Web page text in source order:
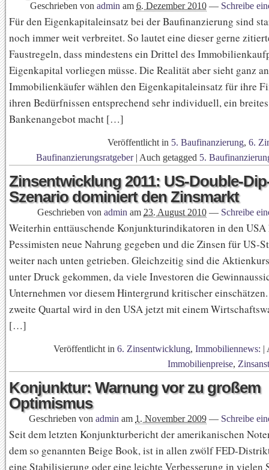
Geschrieben von admin am 6. Dezember 2010 — Schreibe
Für den Eigenkapitaleinsatz bei der Baufinanzierung sind
noch immer weit verbreitet. So lautet eine dieser gerne
Faustregeln, dass mindestens ein Drittel des
Eigenkapital vorliegen müsse. Die Realität aber sieht ganz
Immobilienkäufer wählen den Eigenkapitaleinsatz für ihre
ihren Bedürfnissen entsprechend sehr individuell, ein
Bankenangebot macht […]
Veröffentlicht in 5. Baufinanzierung, 6.
Baufinanzierungsratgeber | Auch getagged 5.
Zinsentwicklung 2011: US-Double-
Szenario dominiert den Zinsmarkt
Geschrieben von admin am 23. August 2010 — Schreibe
Weiterhin enttäuschende Konjunkturindikatoren in den USA
Pessimisten neue Nahrung gegeben und die Zinsen für US-
weiter nach unten getrieben. Gleichzeitig sind die
unter Druck gekommen, da viele Investoren die
Unternehmen vor diesem Hintergrund kritischer
zweite Quartal wird in den USA jetzt mit einem
[…]
Veröffentlicht in 6. Zinsentwicklung, Immobiliennews: |
Immobilienpreise,
Konjunktur: Warnung vor zu großem
Optimismus
Geschrieben von admin am 1. November 2009 — Schreibe
Seit dem letzten Konjunkturbericht der amerikanischen
dem so genannten Beige Book, ist in allen zwölf FED-
eine Stabilisierung oder eine leichte Verbesserung in vielen